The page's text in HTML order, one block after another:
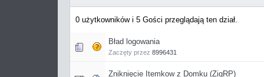
0 użytkowników i 5 Gości przeglądają ten dział.
Bład logowania
Zaczęty przez 8996431
Zniknięcie Itemkow z Domku (ZigRP)